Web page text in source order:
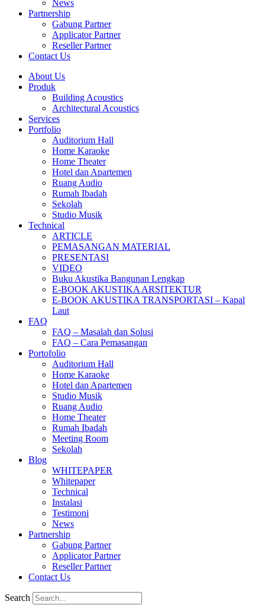
News
Partnership
Gabung Partner
Applicator Partner
Reseller Partner
Contact Us
About Us
Produk
Building Acoustics
Architectural Acoustics
Services
Portfolio
Auditorium Hall
Home Karaoke
Home Theater
Hotel dan Apartemen
Ruang Audio
Rumah Ibadah
Sekolah
Studio Musik
Technical
ARTICLE
PEMASANGAN MATERIAL
PRESENTASI
VIDEO
Buku Akustika Bangunan Lengkap
E-BOOK AKUSTIKA ARSITEKTUR
E-BOOK AKUSTIKA TRANSPORTASI – Kapal
Laut
FAQ
FAQ – Masalah dan Solusi
FAQ – Cara Pemasangan
Portofolio
Auditorium Hall
Home Karaoke
Hotel dan Apartemen
Studio Musik
Ruang Audio
Home Theater
Rumah Ibadah
Meeting Room
Sekolah
Blog
WHITEPAPER
Whitepaper
Technical
Instalasi
Testimoni
News
Partnership
Gabung Partner
Applicator Partner
Reseller Partner
Contact Us
Search